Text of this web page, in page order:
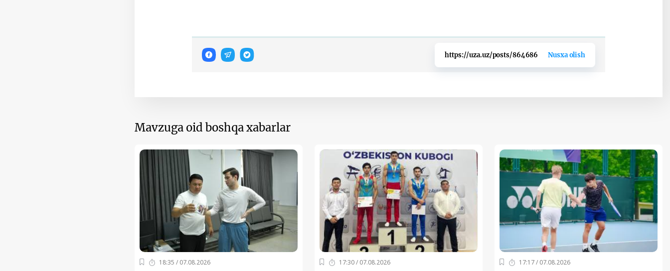
https://uza.uz/posts/864686 Nusxa olish
Mavzuga oid boshqa xabarlar
18:35 / 07.08.2026 17:30 / 07.08.2026 17:17 / 07.08.2026